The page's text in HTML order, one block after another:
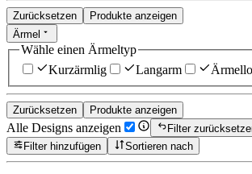
Zurücksetzen
Produkte anzeigen
Ärmel
Wähle einen Ärmeltyp
Kurzärmlig
Langarm
Zurücksetzen Produkte anzeigen
Alle Designs anzeigen
Filter
Filter hinzufügen
Sortieren nach